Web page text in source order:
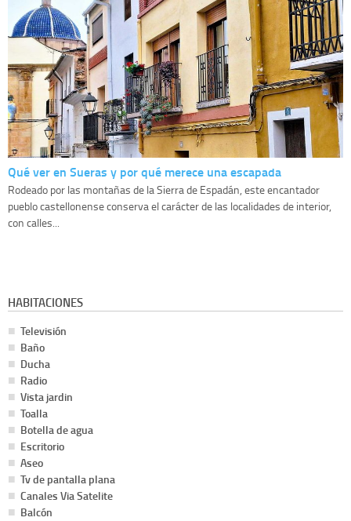
Qué ver en Sueras y por qué merece una escapada
Rodeado por las montañas de la Sierra de Espadán, este encantador
pueblo castellonense conserva el carácter de las localidades de interior,
con calles...
HABITACIONES
Televisión
Baño
Ducha
Radio
Vista jardin
Toalla
Botella de agua
Escritorio
Aseo
Tv de pantalla plana
Canales Via Satelite
Balcón